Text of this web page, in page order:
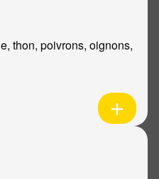
thon, poivrons, oignons,